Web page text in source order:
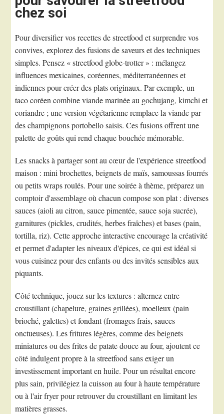
chez soi
Pour diversifier vos recettes de streetfood et surprendre vos
convives, explorez des fusions de saveurs et des techniques
simples. Pensez « streetfood globe-trotter » : mélangez
influences mexicaines, coréennes, méditerranéennes et
indiennes pour créer des plats originaux. Par exemple, un
taco coréen combine viande marinée au gochujang, kimchi et
coriandre ; une version végétarienne remplace la viande par
des champignons portobello saisis. Ces fusions offrent une
palette de goûts qui rend chaque bouchée mémorable.
Les snacks à partager sont au cœur de l'expérience streetfood
maison : mini brochettes, beignets de maïs, samoussas fourrés
ou petits wraps roulés. Pour une soirée à thème, préparez un
comptoir d'assemblage où chacun compose son plat : diverses
sauces (aioli au citron, sauce pimentée, sauce soja sucrée),
garnitures (pickles, crudités, herbes fraîches) et bases (pain,
tortilla, riz). Cette approche interactive encourage la créativité
et permet d'adapter les niveaux d'épices, ce qui est idéal si
vous cuisinez pour des enfants ou des invités sensibles aux
piquants.
Côté technique, jouez sur les textures : alternez entre
croustillant (chapelure, graines grillées), moelleux (pain
brioché, galettes) et fondant (fromages frais, sauces
onctueuses). Les fritures légères, comme des beignets
miniatures ou des frites de patate douce au four, ajoutent ce
côté indulgent propre à la streetfood sans exiger un
investissement important en huile. Pour un résultat encore
plus sain, privilégiez la cuisson au four à haute température
ou à l'air fryer pour retrouver du croustillant en limitant les
matières grasses.